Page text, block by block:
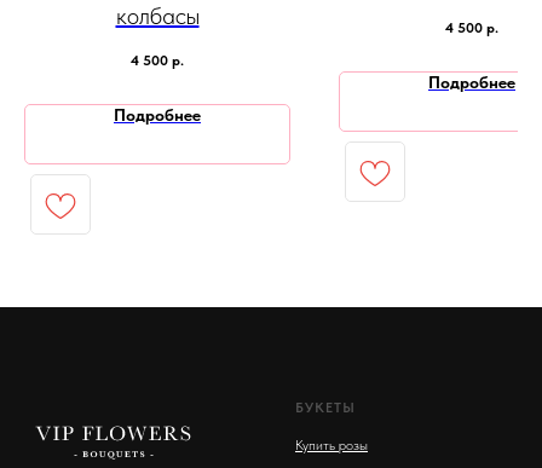
колбасы
4 500 р.
Подробнее
4 500 р.
Подробнее
БУКЕТЫ
Купить розы